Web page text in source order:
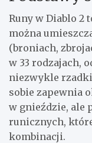
Runy w Diablo 2
można
(broniach,
w 33 rodzajach,
niezwykle
sobie zapewnia
w gnieździe, ale
runicznych,
kombinacji.